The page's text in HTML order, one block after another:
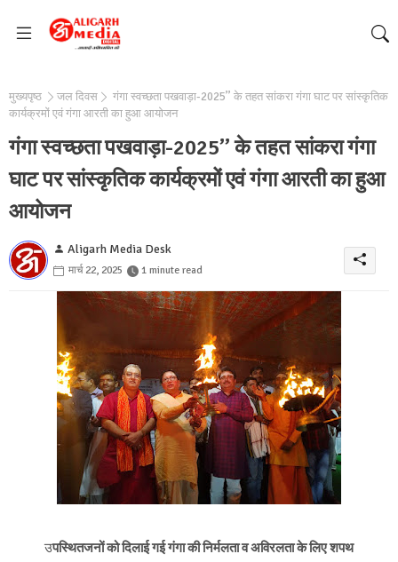
मुख्यपृष्ठ जल दिवस
गंगा स्वच्छता पखवाड़ा-2025’’ के तहत सांकरा गंगा घाट पर सांस्कृतिक
कार्यक्रमों एवं गंगा आरती का हुआ आयोजन
गंगा स्वच्छता पखवाड़ा-2025’’ के तहत सांकरा गंगा
घाट पर सांस्कृतिक कार्यक्रमों एवं गंगा आरती का हुआ
आयोजन
Aligarh Media Desk
मार्च 22, 2025 1 minute read
उपस्थितजनों को दिलाई गई गंगा की निर्मलता व अविरलता के लिए शपथ